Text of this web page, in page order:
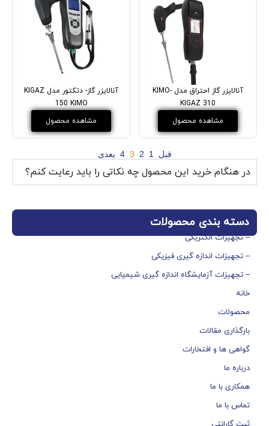
دسته بندی محصولات
– تجهیزات الکتریکی
– تجهیزات اندازه گیری فیزیکی
– تجهیزات آزمایشگاه اندازه گیری شیمیایی
خانه
محصولات
بارگذاری مقالات
گواهی ها و افتخارات
درباره ما
همکاری با ما
تماس با ما
آنالایزر گاز احتراق مدل KIMO-
KIGAZ 310
مشاهده محصول
آنالایزر گاز- دتکتور مدل KIGAZ
150 KIMO
مشاهده محصول
قبل 1
2
3
4 بعدی
در هنگام خرید این محصول چه نکاتی را باید رعایت کنم؟